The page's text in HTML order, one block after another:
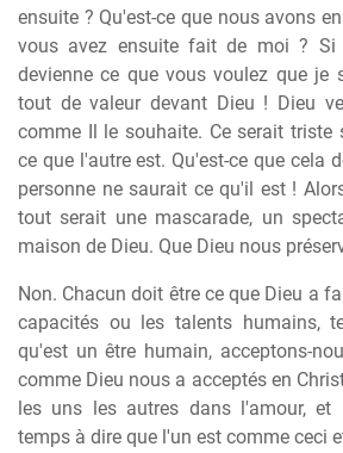
ensuite ? Qu'est-ce que nous avons
vous avez ensuite fait de moi ? Si
devienne ce que vous voulez que je
tout de valeur devant Dieu ! Dieu
comme Il le souhaite. Ce serait triste
ce que l'autre est. Qu'est-ce que cela
personne ne saurait ce qu'il est !
tout serait une mascarade, un
maison de Dieu. Que Dieu nous
Non. Chacun doit être ce que Dieu a
capacités ou les talents humains,
qu'est un être humain, acceptons-
comme Dieu nous a acceptés en
les uns les autres dans l'amour, et
temps à dire que l'un est comme ceci